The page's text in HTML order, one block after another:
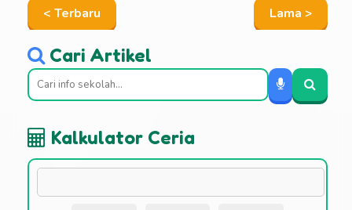
< Terbaru Lama >
Cari Artikel
Kalkulator Ceria